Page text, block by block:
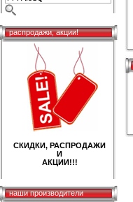
распродажи, акции!
СКИДКИ, РАСПРОДАЖИ
И
АКЦИИ!!!
наши производители